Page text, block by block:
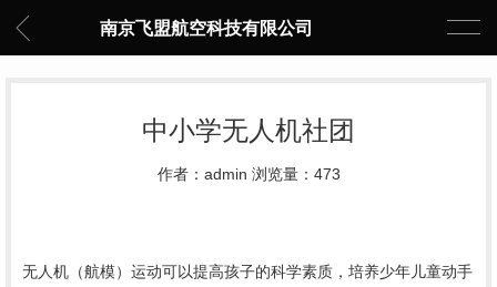
南京飞盟航空科技有限公司
中小学无人机社团
作者：admin 浏览量：473
无人机（航模）运动可以提高孩子的科学素质，培养少年儿童动手